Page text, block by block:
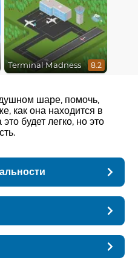
Terminal Madness 8.2
шаре, помочь,
как она находится в
будет легко, но это